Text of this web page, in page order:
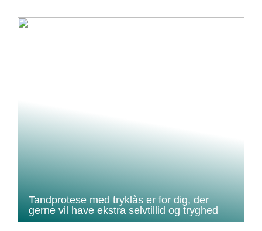
Tandprotese med tryklås er for dig, der
gerne vil have ekstra selvtillid og tryghed